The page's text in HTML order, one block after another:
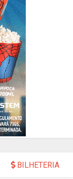
BILHETERIA